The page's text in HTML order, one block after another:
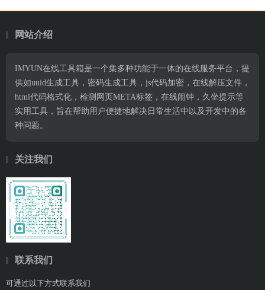
网站介绍
IMYUN在线工具箱是一个集多种功能于一体的在线服务平台，提
供如uuid生成工具，密码生成工具，js代码加密，在线解压文件，
html代码格式化，检测网页META标签，在线闹钟，久坐提示等
实用工具，旨在帮助用户便捷地解决日常生活中以及开发中的各
种问题。
关注我们
联系我们
可通过以下方式联系我们